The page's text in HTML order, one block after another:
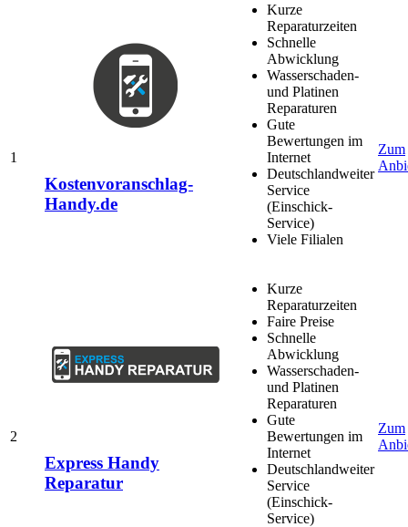
1
Kostenvoranschlag-
Handy.de
Kurze
Reparaturzeiten
Schnelle
Abwicklung
Wasserschaden-
und Platinen
Reparaturen
Gute
Bewertungen im
Internet
Deutschlandweiter
Service
(Einschick-
Service)
Viele Filialen
Zum
2
Express Handy
Reparatur
Kurze
Reparaturzeiten
Faire Preise
Schnelle
Abwicklung
Wasserschaden-
und Platinen
Reparaturen
Gute
Bewertungen im
Internet
Deutschlandweiter
Service
(Einschick-
Service)
Zum